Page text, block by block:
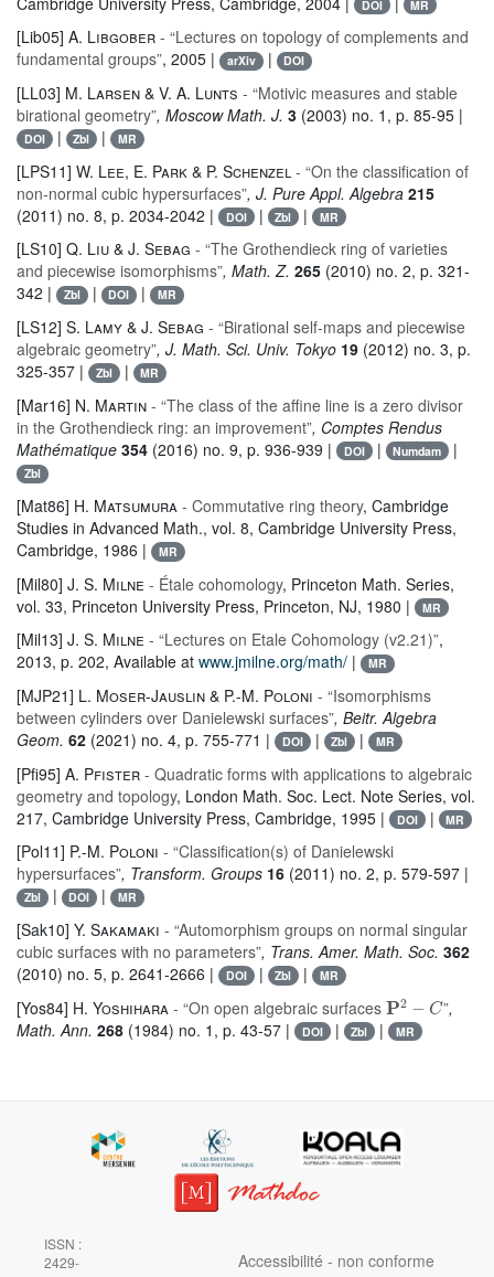
DOI MR
[Lib05] A. Libgober - “Lectures on topology of complements and
fundamental groups”, 2005 | arXiv | DOI
[LL03] M. Larsen & V. A. Lunts - “Motivic measures and stable
birational geometry”, Moscow Math. J. 3 (2003) no. 1, p. 85-95 |
DOI | Zbl | MR
[LPS11] W. Lee, E. Park & P. Schenzel - “On the classification of
non-normal cubic hypersurfaces”, J. Pure Appl. Algebra 215
(2011) no. 8, p. 2034-2042 |
DOI | Zbl | MR
[LS10] Q. Liu & J. Sebag - “The Grothendieck ring of varieties
and piecewise isomorphisms”, Math. Z. 265 (2010) no. 2, p. 321-
342 |
Zbl | DOI | MR
[LS12] S. Lamy & J. Sebag - “Birational self-maps and piecewise
algebraic geometry”, J. Math. Sci. Univ. Tokyo 19 (2012) no. 3, p.
325-357 |
Zbl | MR
[Mar16] N. Martin - “The class of the affine line is a zero divisor
in the Grothendieck ring: an improvement”, Comptes Rendus
Mathématique 354 (2016) no. 9, p. 936-939 | DOI | Numdam |
Zbl
[Mat86] H. Matsumura - Commutative ring theory, Cambridge
Studies in Advanced Math., vol. 8, Cambridge University Press,
Cambridge, 1986 |
MR
[Mil80] J. S. Milne - Étale cohomology, Princeton Math. Series,
vol. 33, Princeton University Press, Princeton, NJ, 1980 | MR
[Mil13] J. S. Milne - “Lectures on Etale Cohomology (v2.21)”,
2013, p. 202, Available at www.jmilne.org/math/ | MR
[MJP21] L. Moser-Jauslin & P.-M. Poloni - “Isomorphisms
between cylinders over Danielewski surfaces”, Beitr. Algebra
Geom. 62 (2021) no. 4, p. 755-771 | DOI | Zbl | MR
[Pfi95] A. Pfister - Quadratic forms with applications to algebraic
geometry and topology, London Math. Soc. Lect. Note Series, vol.
217, Cambridge University Press, Cambridge, 1995 | DOI | MR
[Pol11] P.-M. Poloni - “Classification(s) of Danielewski
hypersurfaces”, Transform. Groups 16 (2011) no. 2, p. 579-597 |
Zbl | DOI | MR
[Sak10] Y. Sakamaki - “Automorphism groups on normal singular
cubic surfaces with no parameters”, Trans. Amer. Math. Soc. 362
(2010) no. 5, p. 2641-2666 |
DOI | Zbl | MR
[Yos84] H. Yoshihara - “On open algebraic surfaces 2 ”,
Math. Ann. 268 (1984) no. 1, p. 43-57 | DOI | Zbl | MR
ISSN :
2429-
Accessibilité - non conforme